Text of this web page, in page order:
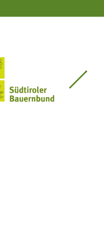
Südtiroler Bauernbund